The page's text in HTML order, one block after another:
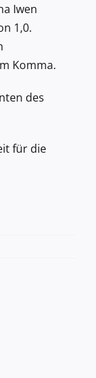
Iwen
1,0.
Komma.
des
für die